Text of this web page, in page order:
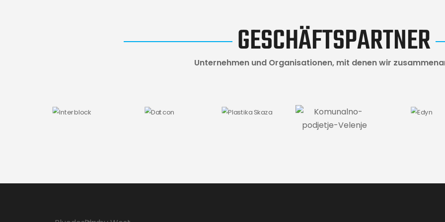
GESCHÄFTSPARTNER
Unternehmen und Organisationen, mit denen wir